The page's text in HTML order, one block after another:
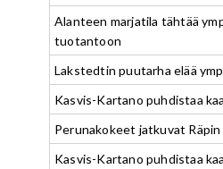
Alanteen marjatila tähtää
tuotantoon
Lakstedtin puutarha elää
Kasvis-Kartano puhdistaa
Perunakokeet jatkuvat Räpin
Kasvis-Kartano puhdistaa